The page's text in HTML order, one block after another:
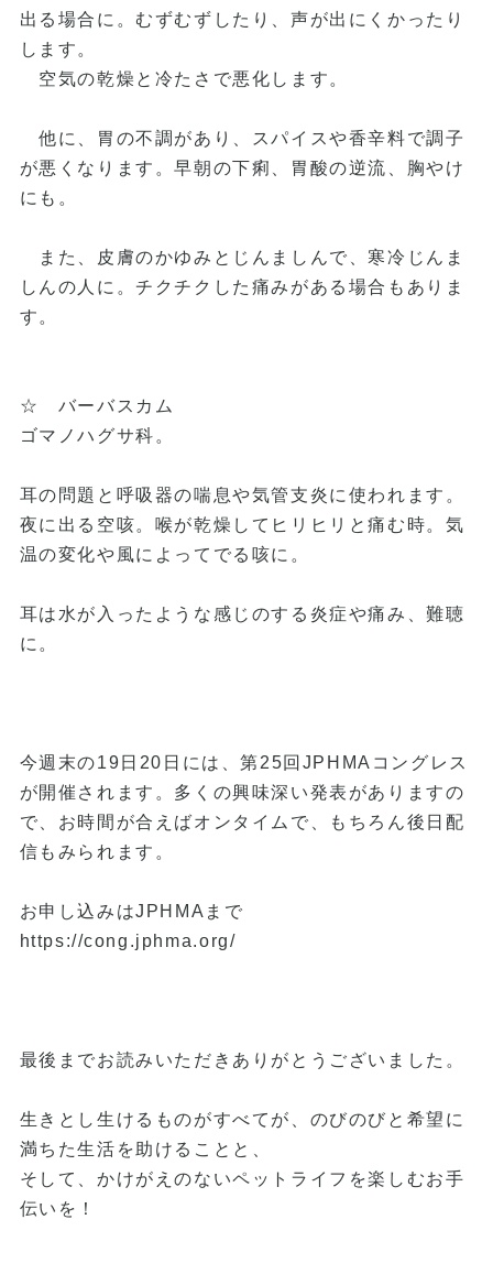
出る場合に。むずむずしたり、声が出にくかったり
します。
空気の乾燥と冷たさで悪化します。
他に、胃の不調があり、スパイスや香辛料で調子
が悪くなります。早朝の下痢、胃酸の逆流、胸やけ
にも。
また、皮膚のかゆみとじんましんで、寒冷じんま
しんの人に。チクチクした痛みがある場合もありま
す。
☆ バーバスカム
ゴマノハグサ科。
耳の問題と呼吸器の喘息や気管支炎に使われます。
夜に出る空咳。喉が乾燥してヒリヒリと痛む時。気
温の変化や風によってでる咳に。
耳は水が入ったような感じのする炎症や痛み、難聴
に。
今週末の19日20日には、第25回JPHMAコングレス
が開催されます。多くの興味深い発表がありますの
で、お時間が合えばオンタイムで、もちろん後日配
信もみられます。
お申し込みはJPHMAまで
https://cong.jphma.org/
最後までお読みいただきありがとうございました。
生きとし生けるものがすべてが、のびのびと希望に
満ちた生活を助けることと、
そして、かけがえのないペットライフを楽しむお手
伝いを！